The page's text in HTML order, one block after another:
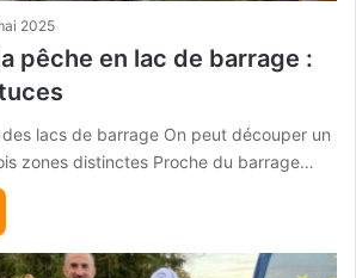
2025
pêche en lac de barrage :
lacs de barrage On peut découper un
zones distinctes Proche du barrage…